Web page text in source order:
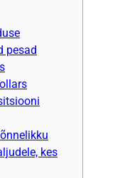
pesad
kes